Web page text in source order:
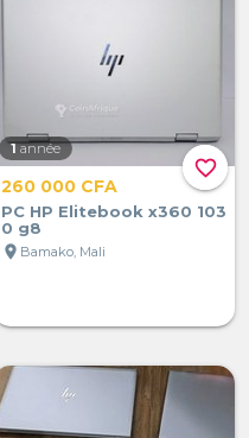
favorite_border
1 année
260 000 CFA
PC HP Elitebook x360 103
0 g8
location_on Bamako, Mali